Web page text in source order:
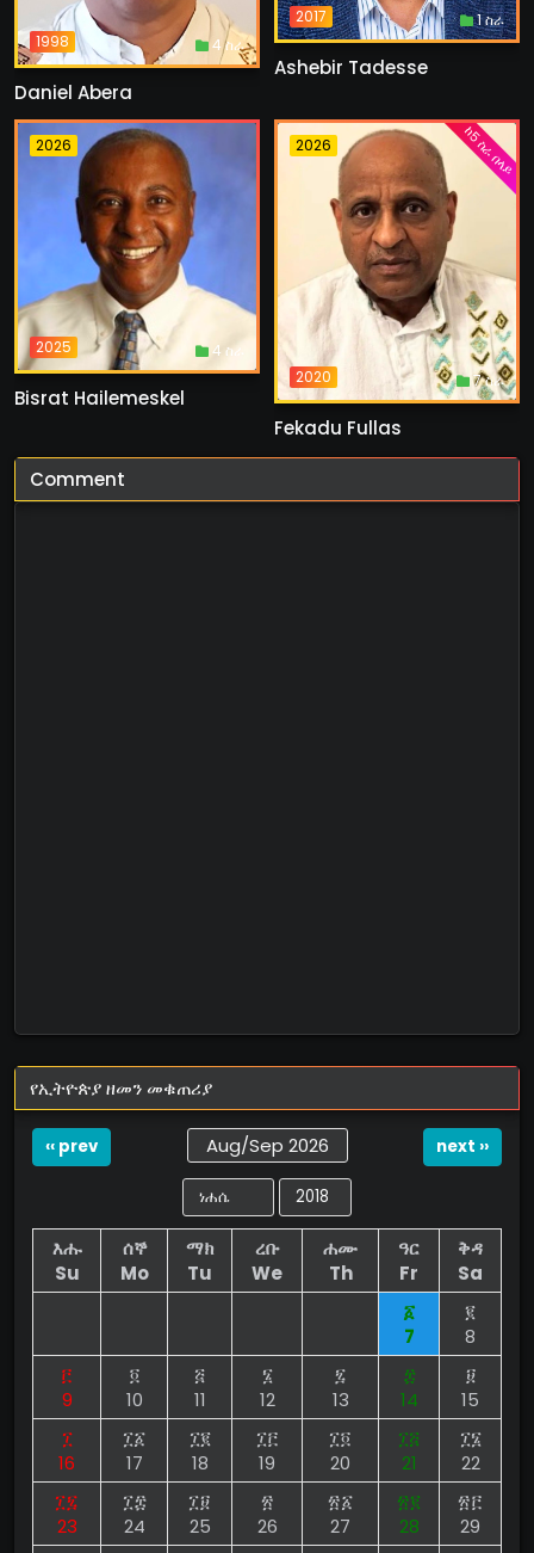
1998 4 ስራ
Daniel Abera
2017 1 ስራ
Ashebir Tadesse
2026
2025 4 ስራ
Bisrat Hailemeskel
2026
2020 7 ስራ
ከ5 ስራ በላይ
Fekadu Fullas
Comment
የኢትዮጵያ ዘመን መቁጠሪያ
‹‹ prev Aug/Sep 2026 next ››
እሑ
Su
ሰኞ
Mo
ማክ
Tu
ረቡ
We
ሐሙ
Th
ዓር
Fr
ቅዳ
Sa
፩
7
፪
8
፫
9
፬
10
፭
11
፮
12
፯
13
፰
14
፱
15
፲
16
፲፩
17
፲፪
18
፲፫
19
፲፬
20
፲፭
21
፲፮
22
፲፯
23
፲፰
24
፲፱
25
፳
26
፳፩
27
፳፪
28
፳፫
29